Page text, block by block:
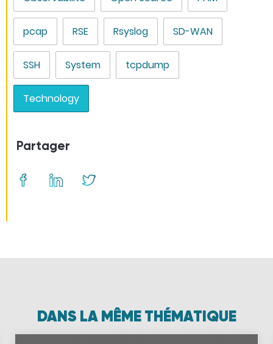
pcap RSE Rsyslog SD-WAN
SSH System tcpdump
Technology
Partager
DANS LA MÊME THÉMATIQUE